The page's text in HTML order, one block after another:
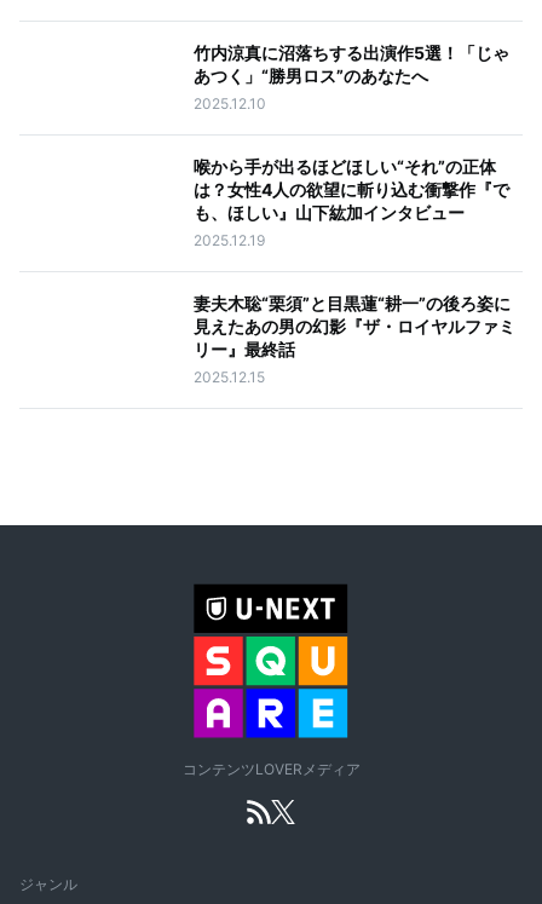
竹内涼真に沼落ちする出演作5選！「じゃ
あつく」“勝男ロス”のあなたへ
2025.12.10
喉から手が出るほどほしい“それ”の正体
は？女性4人の欲望に斬り込む衝撃作『で
も、ほしい』山下紘加インタビュー
2025.12.19
妻夫木聡“栗須”と目黒蓮“耕一”の後ろ姿に
見えたあの男の幻影『ザ・ロイヤルファミ
リー』最終話
2025.12.15
コンテンツLOVERメディア
ジャンル